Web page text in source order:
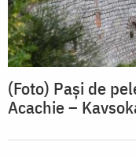
(Foto) Paşi de
Acachie –